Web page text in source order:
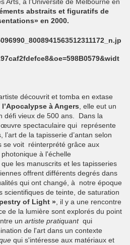
Arts, à l’Université de Melbourne en
abstraits et figuratifs de
en 2000.
découvrit et tomba en extase
à Angers, elle eut un
défi vieux de 500 ans. Dans la
spectaculaire qui représente
de la tapisserie d’antan selon
se voit réinterprété grâce aux
à l'échelle
les manuscrits et les tapisseries
offrent différents degrés dans
qui ont changé, à notre époque
scientifiques de teinte, de saturation
of Light », il y a une rencontre
de la lumière sont explorés du point
un artiste pratiquant qui
de l'art dans un contexte
qui s'intéresse aux matériaux et